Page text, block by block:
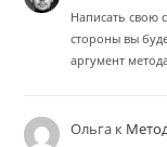
Написать свою
стороны вы
аргумент
Ольгак